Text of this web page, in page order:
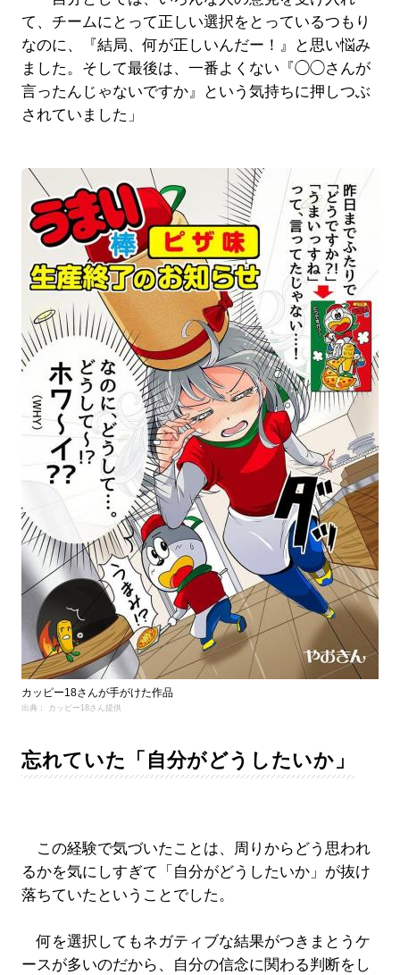
て、チームにとって正しい選択をとっているつもり
なのに、『結局、何が正しいんだー！』と思い悩み
ました。そして最後は、一番よくない『◯◯さんが
言ったんじゃないですか』という気持ちに押しつぶ
されていました」
カッピー18さんが手がけた作品
出典： カッピー18さん提供
忘れていた「自分がどうしたいか」
この経験で気づいたことは、周りからどう思われ
るかを気にしすぎて「自分がどうしたいか」が抜け
落ちていたということでした。
何を選択してもネガティブな結果がつきまとうケ
ースが多いのだから、自分の信念に関わる判断をし